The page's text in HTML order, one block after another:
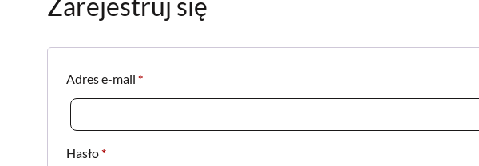
Adres e-mail *Wymagane
Hasło*Wymagane